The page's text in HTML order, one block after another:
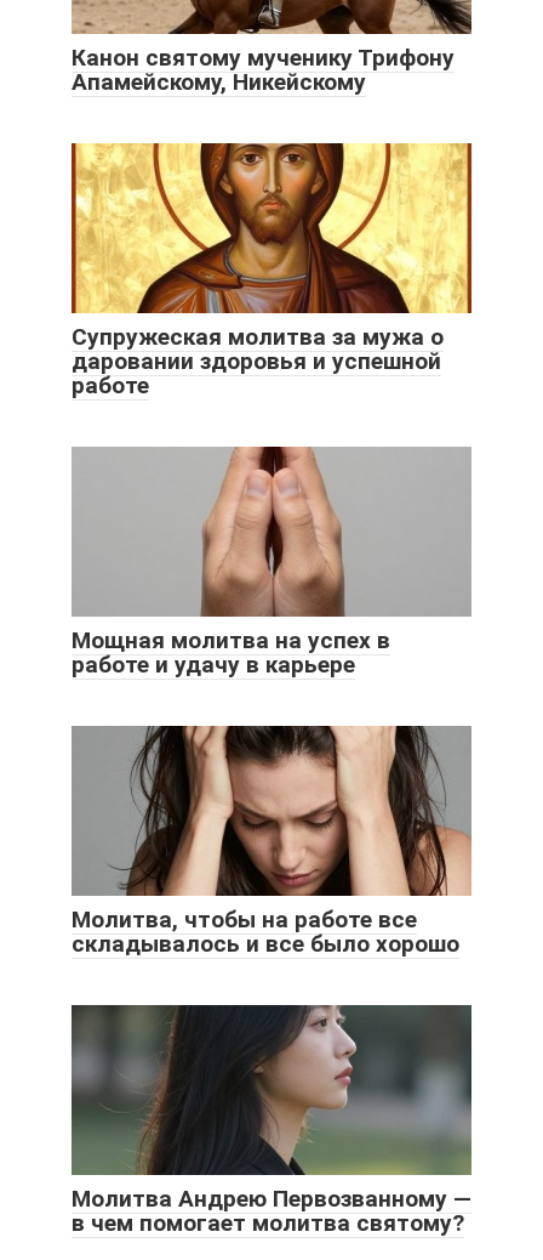
Канон святому мученику Трифону
Апамейскому, Никейскому
Супружеская молитва за мужа о
даровании здоровья и успешной
работе
Мощная молитва на успех в
работе и удачу в карьере
Молитва, чтобы на работе все
складывалось и все было хорошо
Молитва Андрею Первозванному —
в чем помогает молитва святому?